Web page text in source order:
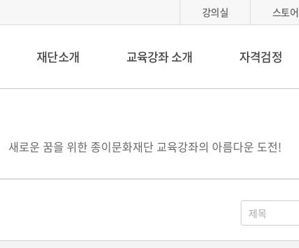
강의실 스토어
재단소개 교육강좌 소개 자격검정
새로운 꿈을 위한 종이문화재단 교육강좌의 아름다운 도전!
게
물
검